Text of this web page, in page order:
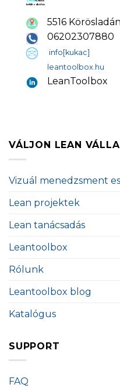
5516
06202307880
info[kukac]
leantoolbox.hu
LeanToolbox
VÁLJON LEAN
Vizuál menedzsment
Lean projektek
Lean tanácsadás
Leantoolbox
Rólunk
Leantoolbox blog
Katalógus
SUPPORT
FAQ